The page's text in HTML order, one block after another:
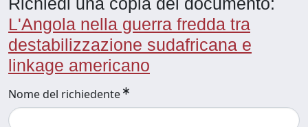
L'Angola nella guerra fredda tra
destabilizzazione sudafricana e
linkage americano
Nome del richiedente